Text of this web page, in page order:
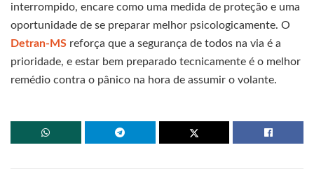
interrompido, encare como uma medida de proteção e uma
oportunidade de se preparar melhor psicologicamente. O
Detran-MS reforça que a segurança de todos na via é a
prioridade, e estar bem preparado tecnicamente é o melhor
remédio contra o pânico na hora de assumir o volante.